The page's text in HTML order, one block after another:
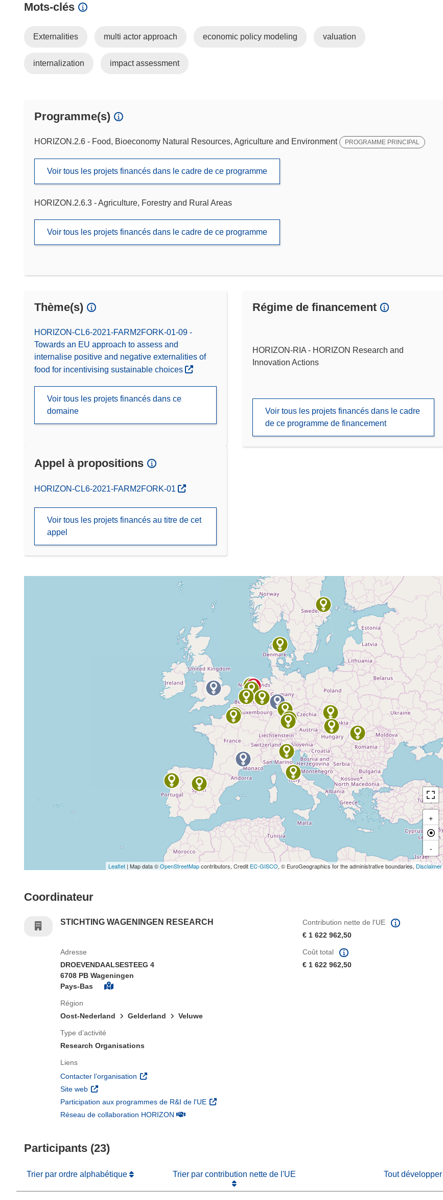
Mots‑clés
Externalities multi actor approach economic policy modeling valuation
internalization impact assessment
Programme(s)
HORIZON.2.6 - Food, Bioeconomy Natural Resources, Agriculture and Environment PROGRAMME PRINCIPAL
Voir tous les projets financés dans le cadre de ce programme
HORIZON.2.6.3 - Agriculture, Forestry and Rural Areas
Voir tous les projets financés dans le cadre de ce programme
Thème(s)
HORIZON-CL6-2021-FARM2FORK-01-09 -
Towards an EU approach to assess and
internalise positive and negative externalities of
food for incentivising sustainable choices
Voir tous les projets financés dans ce
domaine
Régime de financement
HORIZON-RIA - HORIZON Research and
Innovation Actions
Voir tous les projets financés dans le cadre
de ce programme de financement
Appel à propositions
(s’ouvre dans une nouvelle fenêtre)
HORIZON-CL6-2021-FARM2FORK-01
Voir tous les projets financés au titre de cet
appel
+
-
Leaflet | Map data ©OpenStreetMapcontributors, Credit EC-GISCO, © EuroGeographics for the administrative boundaries, Disclaimer
Coordinateur
STICHTING WAGENINGEN RESEARCH
Contribution nette de l'UE
€ 1 622 962,50
Adresse
DROEVENDAALSESTEEG 4
6708 PB Wageningen
Pays-Bas
Région
Oost-Nederland
Gelderland Veluwe
Type d’activité
Research Organisations
Liens
Contacter l’organisation (s’ouvre dans une nouvelle fenêtre)
Site web (s’ouvre dans une nouvelle fenêtre)
Participation aux programmes de R&I de l'UE (s’ouvre dans une nouvelle fenêtre)
Réseau de collaboration HORIZON(s’ouvre dans une nouvelle fenêtre)
Coût total
€ 1 622 962,50
Participants (23)
Trier par ordre alphabétique Trier par contribution nette de l'UE Tout développer